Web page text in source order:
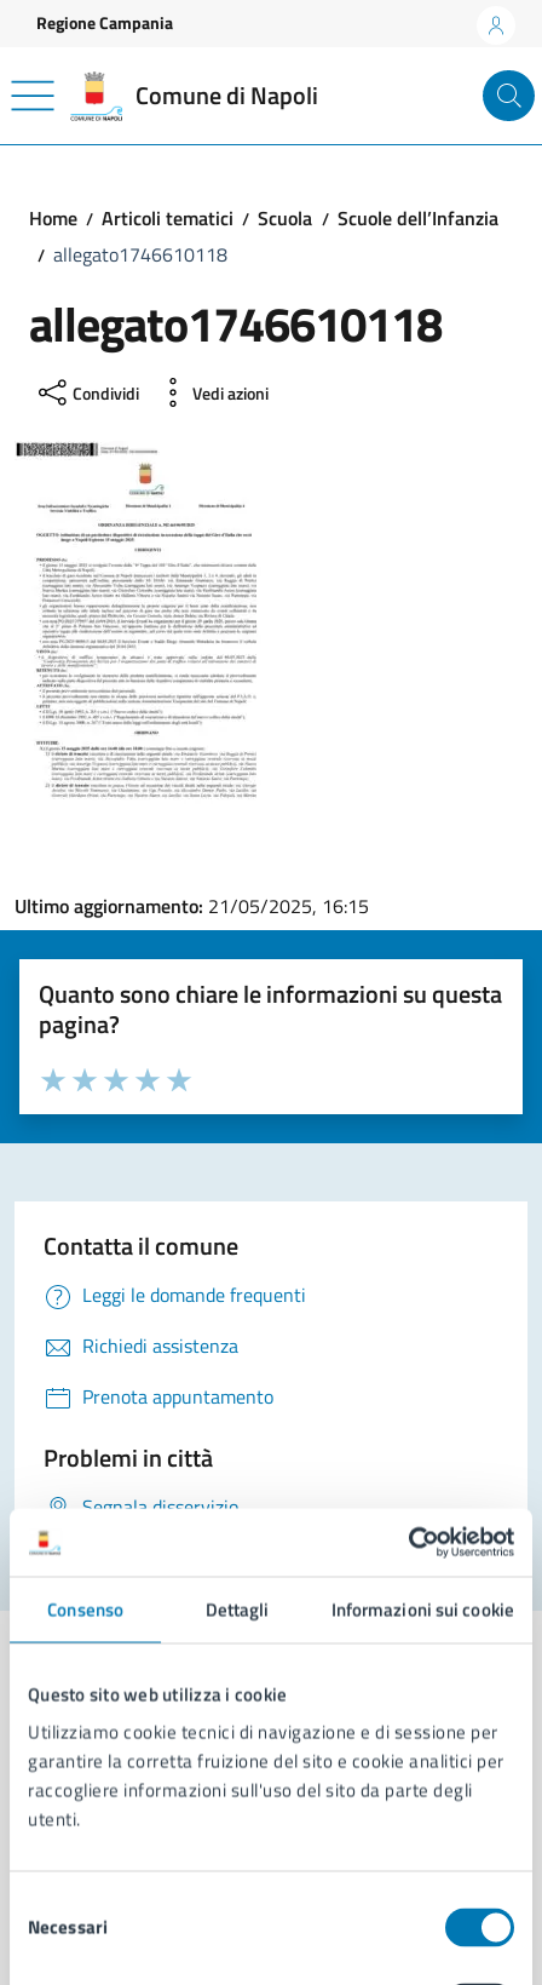
Consenso Dettagli Informazioni sui cookie
Questo sito web utilizza i cookie
Utilizziamo cookie tecnici di navigazione e di sessione per
garantire la corretta fruizione del sito e cookie analitici per
raccogliere informazioni sull'uso del sito da parte degli
utenti.
delNecessari
Vai ai contenuti
Vai al footer
Regione Campania
Comune di Napoli
Home Articoli tematici Scuola
Scuole dell’Infanzia
allegato1746610118
allegato1746610118
Condividi Vedi azioni
Ultimo aggiornamento: 21/05/2025, 16:15
Quanto sono chiare le informazioni su questa
pagina?
Valuta la chiarezza delle informazioni (da 1 a 5 stelle)
Seleziona il numero di stelle per valutare la chiarezza delle
Valuta 5 stelle su 5
Valuta 4 stelle su 5
Valuta 3 stelle su 5
Valuta 2 stelle su 5
Valuta 1 stelle su 5
Contatta il comune
Leggi le domande frequenti
Richiedi assistenza
Prenota appuntamento
Problemi in città
Segnala disservizio
Comune di Napoli
AMMINISTRAZIONE
Municipalità
Uffici